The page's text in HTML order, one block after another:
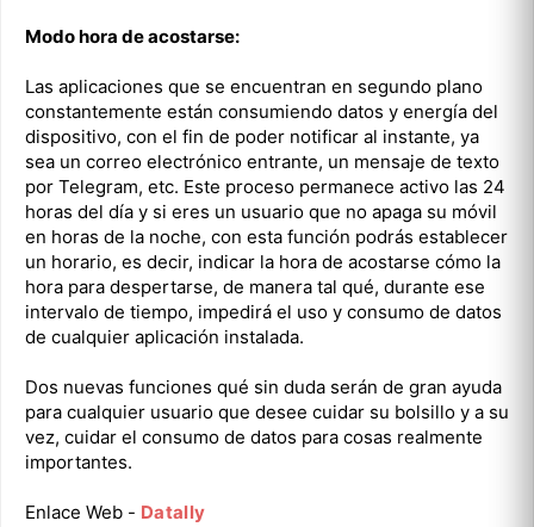
Modo hora de acostarse:
Las aplicaciones que se encuentran en segundo plano
constantemente están consumiendo datos y energía del
dispositivo, con el fin de poder notificar al instante, ya
sea un correo electrónico entrante, un mensaje de texto
por Telegram, etc. Este proceso permanece activo las 24
horas del día y si eres un usuario que no apaga su móvil
en horas de la noche, con esta función podrás establecer
un horario, es decir, indicar la hora de acostarse cómo la
hora para despertarse, de manera tal qué, durante ese
intervalo de tiempo, impedirá el uso y consumo de datos
de cualquier aplicación instalada.
Dos nuevas funciones qué sin duda serán de gran ayuda
para cualquier usuario que desee cuidar su bolsillo y a su
vez, cuidar el consumo de datos para cosas realmente
importantes.
Enlace Web - Datally